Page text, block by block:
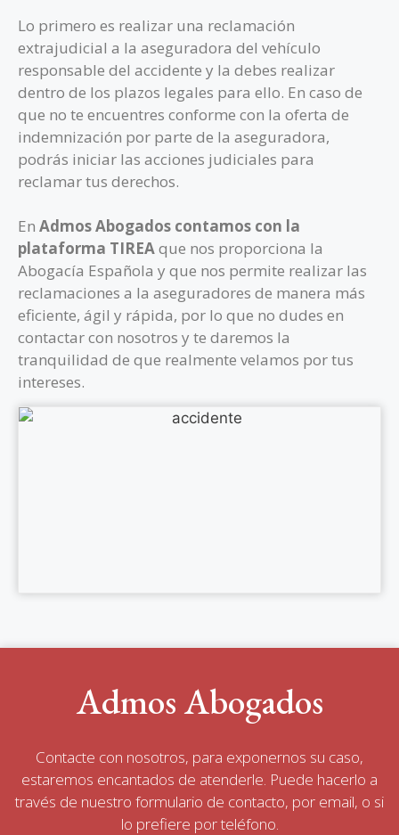
Lo primero es realizar una reclamación
extrajudicial a la aseguradora del vehículo
responsable del accidente y la debes realizar
dentro de los plazos legales para ello. En caso de
que no te encuentres conforme con la oferta de
indemnización por parte de la aseguradora,
podrás iniciar las acciones judiciales para
reclamar tus derechos.
En Admos Abogados contamos con la
plataforma TIREAque nos proporciona la
Abogacía Española y que nos permite realizar las
reclamaciones a la aseguradores de manera más
eficiente, ágil y rápida, por lo que no dudes en
contactar con nosotros y te daremos la
tranquilidad de que realmente velamos por tus
intereses.
Admos Abogados
Contacte con nosotros, para exponernos su caso,
estaremos encantados de atenderle. Puede hacerlo a
través de nuestro formulario de contacto, por email, o si
lo prefiere por teléfono.